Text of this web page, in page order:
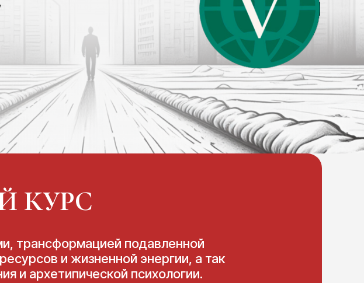
КУРС
трансформацией подавленной
и жизненной энергии, а так
и архетипической психологии.